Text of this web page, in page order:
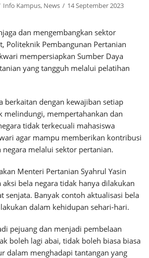
Info Kampus, News 14 September 2023
dan mengembangkan sektor
Politeknik Pembangunan Pertanian
mempersiapkan Sumber Daya
yang tangguh melalui pelatihan
berkaitan dengan kewajiban setiap
melindungi, mempertahankan dan
tidak terkecuali mahasiswa
agar mampu memberikan kontribusi
melalui sektor pertanian.
Menteri Pertanian Syahrul Yasin
aksi bela negara tidak hanya dilakukan
senjata. Banyak contoh aktualisasi bela
dalam kehidupan sehari-hari.
pejuang dan menjadi pembelaan
boleh lagi abai, tidak boleh biasa biasa
dalam menghadapi tantangan yang